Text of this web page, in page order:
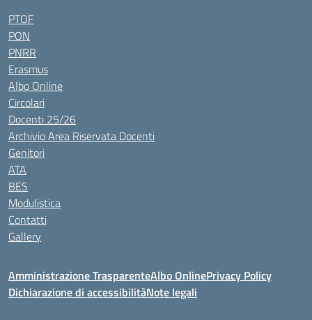
PTOF
PON
PNRR
Erasmus
Albo Online
Circolari
Docenti 25/26
Archivio Area Riservata Docenti
Genitori
ATA
BES
Modulistica
Contatti
Gallery
Amministrazione TrasparenteAlbo OnlinePrivacy Policy
Dichiarazione di accessibilitàNote legali